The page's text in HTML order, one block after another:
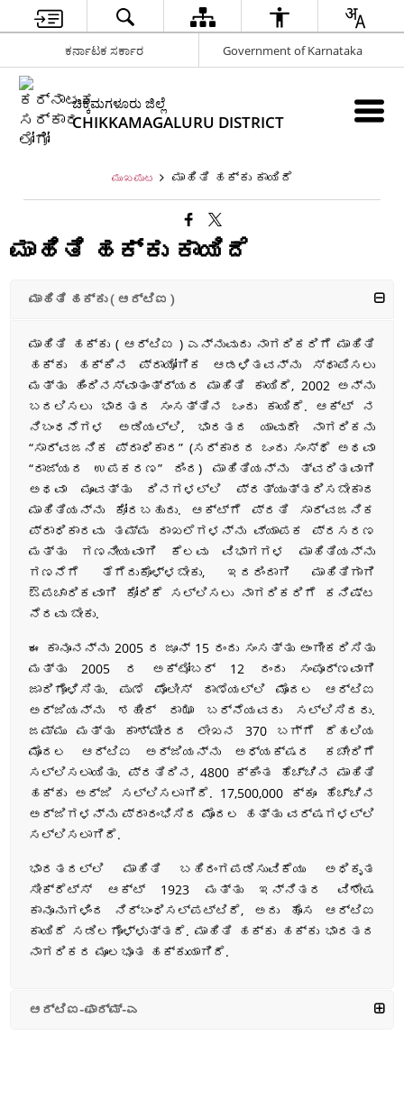
ಕರ್ನಾಟಕ ಸರ್ಕಾರ Government of Karnataka
ಚಿಕ್ಕಮಗಳೂರು ಜಿಲ್ಲೆ
CHIKKAMAGALURU DISTRICT
ಮುಖಪುಟ ಮಾಹಿತಿ ಹಕ್ಕು ಕಾಯಿದೆ
ಮಾಹಿತಿ ಹಕ್ಕು ಕಾಯಿದೆ
ಮಾಹಿತಿ ಹಕ್ಕು ( ಆರ್ಟಿಐ )
ಮಾಹಿತಿ ಹಕ್ಕು ( ಆರ್ಟಿಐ ) ಎನ್ನುವುದು ನಾಗರಿಕರಿಗೆ ಮಾಹಿತಿ
ಹಕ್ಕು ಹಕ್ಕಿನ ಪ್ರಾಯೋಗಿಕ ಆಡಳಿತವನ್ನು ಸ್ಥಾಪಿಸಲು
ಮತ್ತು ಹಿಂದಿನಸ್ವಾತಂತ್ರ್ಯದ ಮಾಹಿತಿ ಕಾಯಿದೆ, 2002 ಅನ್ನು
ಬದಲಿಸಲು ಭಾರತದ ಸಂಸತ್ತಿನ ಒಂದು ಕಾಯಿದೆ. ಆಕ್ಟ್ ನ
ನಿಬಂಧನೆಗಳ ಅಡಿಯಲ್ಲಿ, ಭಾರತದ ಯಾವುದೇ ನಾಗರಿಕನು
“ಸಾರ್ವಜನಿಕ ಪ್ರಾಧಿಕಾರ” (ಸರ್ಕಾರದ ಒಂದು ಸಂಸ್ಥೆ ಅಥವಾ
“ರಾಜ್ಯದ ಉಪಕರಣ” ದಿಂದ) ಮಾಹಿತಿಯನ್ನು ತ್ವರಿತವಾಗಿ
ಅಥವಾ ಮೂವತ್ತು ದಿನಗಳಲ್ಲಿ ಪ್ರತ್ಯುತ್ತರಿಸಬೇಕಾದ
ಮಾಹಿತಿಯನ್ನು ಕೋರಬಹುದು. ಆಕ್ಟ್ಗೆ ಪ್ರತಿ ಸಾರ್ವಜನಿಕ
ಪ್ರಾಧಿಕಾರವು ತಮ್ಮ ದಾಖಲೆಗಳನ್ನು ವ್ಯಾಪಕ ಪ್ರಸರಣ
ಮತ್ತು ಗಣನೀಯವಾಗಿ ಕೆಲವು ವಿಭಾಗಗಳ ಮಾಹಿತಿಯನ್ನು
ಗಣನೆಗೆ ತೆಗೆದುಕೊಳ್ಳಬೇಕು, ಇದರಿಂದಾಗಿ ಮಾಹಿತಿಗಾಗಿ
ಔಪಚಾರಿಕವಾಗಿ ಕೋರಿಕೆ ಸಲ್ಲಿಸಲು ನಾಗರಿಕರಿಗೆ ಕನಿಷ್ಟ
ನೆರವು ಬೇಕು.
ಈ ಕಾನೂನನ್ನು 2005 ರ ಜೂನ್ 15 ರಂದು ಸಂಸತ್ತು ಅಂಗೀಕರಿಸಿತು
ಮತ್ತು 2005 ರ ಅಕ್ಟೋಬರ್ 12 ರಂದು ಸಂಪೂರ್ಣವಾಗಿ
ಜಾರಿಗೊಳಿಸಿತು. ಪುಣೆ ಪೊಲೀಸ್ ಠಾಣೆಯಲ್ಲಿ ಮೊದಲ ಆರ್ಟಿಐ
ಅರ್ಜಿಯನ್ನು ಶಹೀದ್ ರಾಝಾ ಬರ್ನೆಯವರು ಸಲ್ಲಿಸಿದರು.
ಜಮ್ಮು ಮತ್ತು ಕಾಶ್ಮೀರದ ಲೇಖನ 370 ಬಗ್ಗೆ ದೆಹಲಿಯ
ಮೊದಲ ಆರ್ಟಿಐ ಅರ್ಜಿಯನ್ನು ಅಧ್ಯಕ್ಷರ ಕಚೇರಿಗೆ
ಸಲ್ಲಿಸಲಾಯಿತು. ಪ್ರತಿದಿನ, 4800 ಕ್ಕಿಂತ ಹೆಚ್ಚಿನ ಮಾಹಿತಿ
ಹಕ್ಕು ಅರ್ಜಿ ಸಲ್ಲಿಸಲಾಗಿದೆ. 17,500,000 ಕ್ಕೂ ಹೆಚ್ಚಿನ
ಅರ್ಜಿಗಳನ್ನು ಪ್ರಾರಂಭಿಸಿದ ಮೊದಲ ಹತ್ತು ವರ್ಷಗಳಲ್ಲಿ
ಸಲ್ಲಿಸಲಾಗಿದೆ.
ಭಾರತದಲ್ಲಿ ಮಾಹಿತಿ ಬಹಿರಂಗಪಡಿಸುವಿಕೆಯು ಅಧಿಕೃತ
ಸೀಕ್ರೆಟ್ಸ್ ಆಕ್ಟ್ 1923 ಮತ್ತು ಇನ್ನಿತರ ವಿಶೇಷ
ಕಾನೂನುಗಳಿಂದ ನಿರ್ಬಂಧಿಸಲ್ಪಟ್ಟಿದೆ, ಅದು ಹೊಸ ಆರ್ಟಿಐ
ಕಾಯಿದೆ ಸಡಿಲಗೊಳ್ಳುತ್ತದೆ. ಮಾಹಿತಿ ಹಕ್ಕು ಹಕ್ಕು ಭಾರತದ
ನಾಗರಿಕರ ಮೂಲಭೂತ ಹಕ್ಕುಯಾಗಿದೆ.
ಆರ್ಟಿಐ-ಫಾರ್ಮ್-ಎ